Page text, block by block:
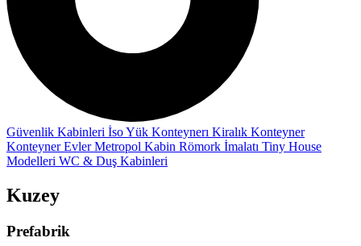
Güvenlik Kabinleri İso Yük Konteynerı Kiralık Konteyner
Konteyner EvlerMetropol Kabin Römork İmalatı Tiny House
Modelleri WC & Duş Kabinleri
Kuzey
Prefabrik